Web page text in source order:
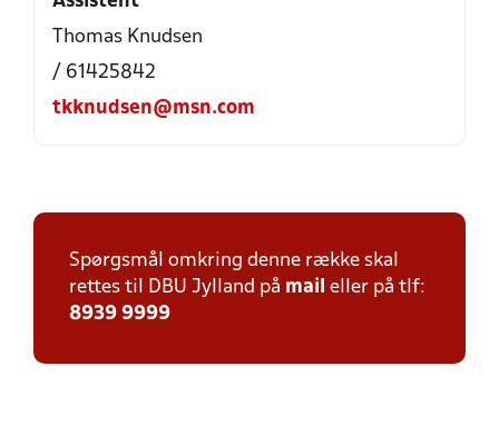
Thomas Knudsen
/ 61425842
tkknudsen@msn.com
Spørgsmål omkring denne række skal
rettes til DBU Jylland på mail eller på tlf:
8939 9999